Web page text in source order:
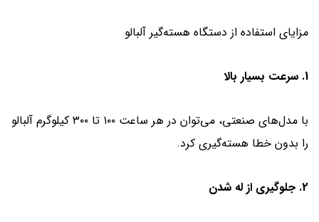
مزایای استفاده از دستگاه هسته‌گیر آلبالو
1. سرعت بسیار بالا
با مدل‌های صنعتی، می‌توان در هر ساعت ۱۰۰ تا ۳۰۰ کیلوگرم آلبالو
را بدون خطا هسته‌گیری کرد.
2. جلوگیری از له شدن